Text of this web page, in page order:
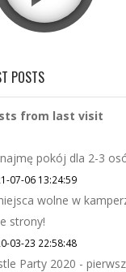
POSTS
from last visit
pokój dla 2-3
07-06 13:24:59
wolne w
strony!
03-23 22:58:48
Party 2020 -